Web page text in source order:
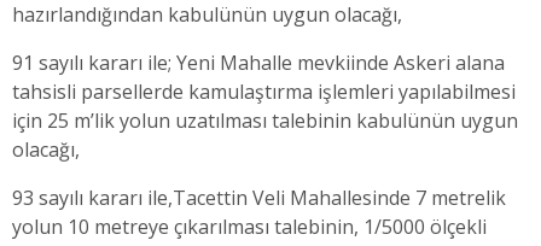
hazırlandığından kabulünün uygun olacağı,
91 sayılı kararı ile; Yeni Mahalle mevkiinde Askeri alana
tahsisli parsellerde kamulaştırma işlemleri yapılabilmesi
için 25 m’lik yolun uzatılması talebinin kabulünün uygun
olacağı,
93 sayılı kararı ile,Tacettin Veli Mahallesinde 7 metrelik
yolun 10 metreye çıkarılması talebinin, 1/5000 ölçekli